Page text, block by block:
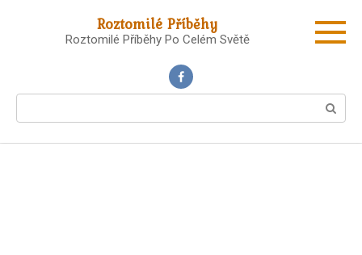
Roztomilé Příběhy
Roztomilé Příběhy Po Celém Světě